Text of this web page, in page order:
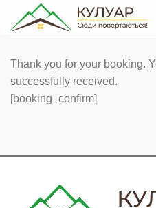
Thank you for your booking.
successfully received.
[booking_confirm]